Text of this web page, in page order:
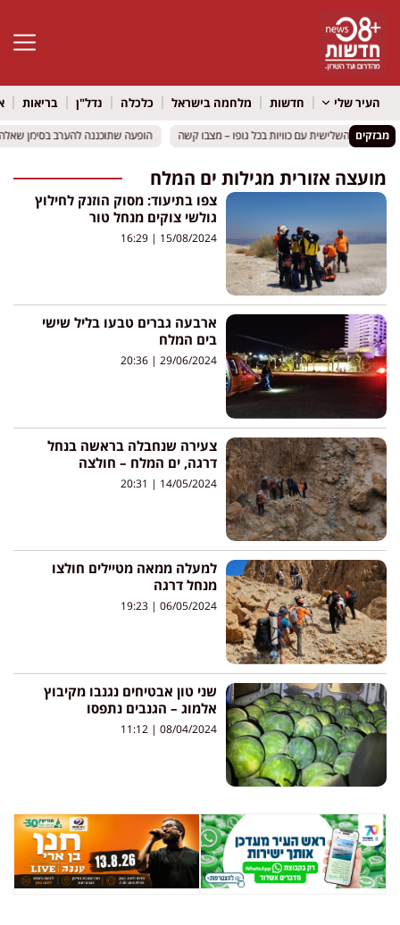
פתח
העיר שלי חדשות מלחמה בישראל כלכלה נדל"ן בריאות
מבזקים הופעה שתוכננה להערב בסימן
הופעה שתוכננה להערב בסימן
מועצה אזורית מגילות ים המלח
צפו בתיעוד: מסוק הוזנק לחילוץ
גולשי צוקים מנחל טור
15/08/2024
ארבעה גברים טבעו בליל שישי
בים המלח
29/06/2024
צעירה שנחבלה בראשה בנחל
דרגה, ים המלח – חולצה
14/05/2024
למעלה ממאה מטיילים חולצו
מנחל דרגה
06/05/2024
שני טון אבטיחים נגנבו מקיבוץ
אלמוג – הגנבים נתפסו
08/04/2024